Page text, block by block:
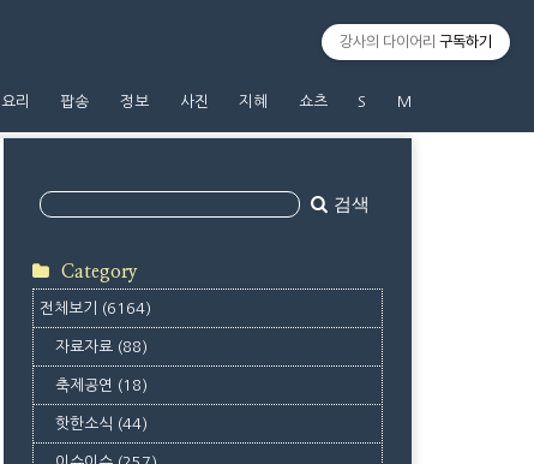
요리 팝송 정보 사진 지혜 쇼츠 S M
검색
Category
전체보기 (6164)
자료자료 (88)
축제공연 (18)
핫한소식 (44)
강사의 다이어리 구독하기